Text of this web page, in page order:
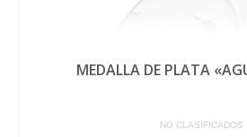
MEDALLA DE PLATA
NO CLASIFICADOS